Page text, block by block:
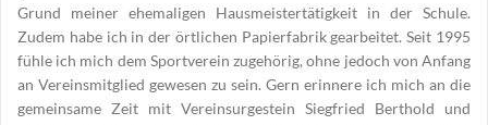
Grund meiner ehemaligen Hausmeistertätigkeit in der Schule.
Zudem habe ich in der örtlichen Papierfabrik gearbeitet. Seit 1995
fühle ich mich dem Sportverein zugehörig, ohne jedoch von Anfang
an Vereinsmitglied gewesen zu sein. Gern erinnere ich mich an die
gemeinsame Zeit mit Vereinsurgestein Siegfried Berthold und